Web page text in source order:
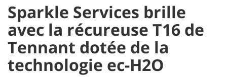
Sparkle Services brille
avec la récureuse T16 de
Tennant dotée de la
technologie ec-H2O